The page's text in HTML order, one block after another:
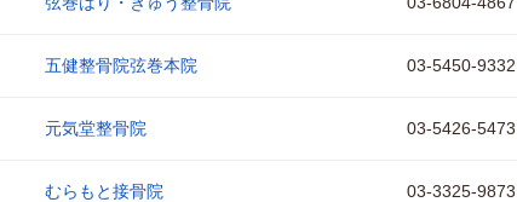
五健整骨院弦巻本院 03-5450-9332
元気堂整骨院 03-5426-5473
むらもと接骨院 03-3325-9873